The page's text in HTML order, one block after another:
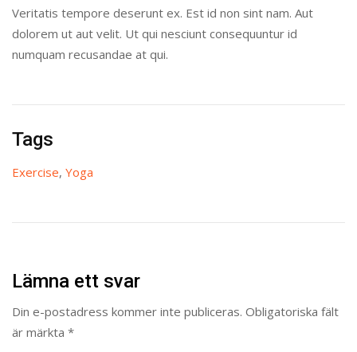
Veritatis tempore deserunt ex. Est id non sint nam. Aut
dolorem ut aut velit. Ut qui nesciunt consequuntur id
numquam recusandae at qui.
Tags
Exercise, Yoga
Lämna ett svar
Din e-postadress kommer inte publiceras. Obligatoriska fält
är märkta *